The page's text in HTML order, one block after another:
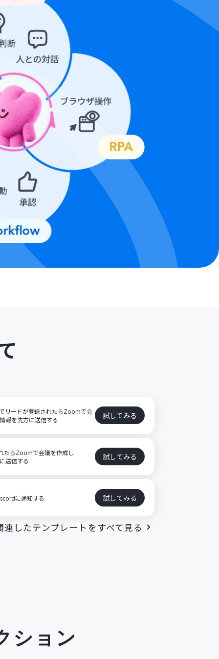
リードが登録されたらZoomで会
報を先方に送信する
試してみる
たらZoomで会議を作成し
送信する
試してみる
に通知する 試してみる
連したテンプレートをすべて見る
ション